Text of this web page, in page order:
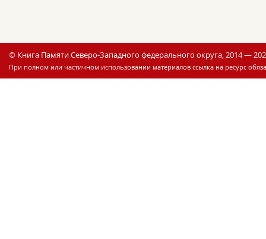
© Книга Памяти Северо-Западного федерального округа, 2014 —
При полном или частичном использовании материалов ссылка на ресурс